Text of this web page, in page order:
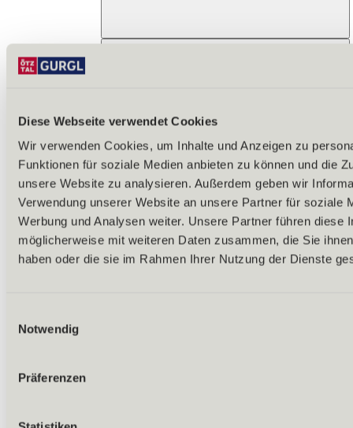
Diese Webseite verwendet Cookies
Wir verwenden Cookies, um Inhalte und Anzeigen zu
Funktionen für soziale Medien anbieten zu können und die
unsere Website zu analysieren. Außerdem geben wir
Verwendung unserer Website an unsere Partner für soziale
Werbung und Analysen weiter. Unsere Partner führen diese
möglicherweise mit weiteren Daten zusammen, die Sie
haben oder die sie im Rahmen Ihrer Nutzung der Dienste
Notwendig
Präferenzen